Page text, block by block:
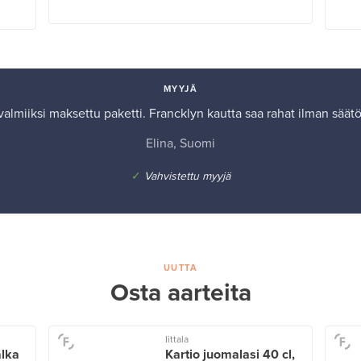
MYYJÄ
maksettu paketti. Francklyn kautta saa rahat ilman
Elina, Suomi
✓ Vahvistettu myyjä
UUTTA
Osta aarteita
Iittala
Kartio juomalasi 40 cl,